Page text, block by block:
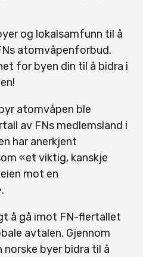
og lokalsamfunn til å
atomvåpenforbud.
for byen din til å bidra i
atomvåpen ble
av FNs medlemsland i
har anerkjent
«et viktig, kanskje
mot en
å gå imot FN-flertallet
avtalen. Gjennom
norske byer bidra til å